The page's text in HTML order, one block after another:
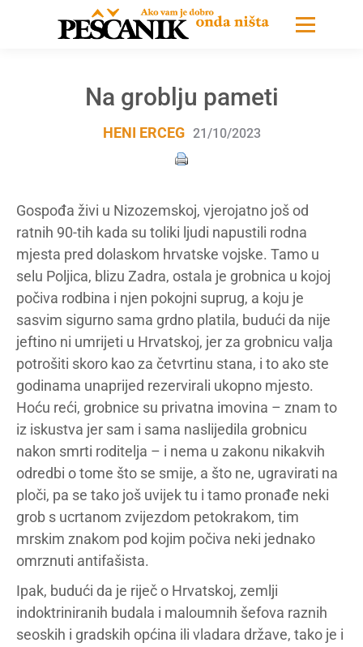
Na groblju pameti
HENI ERCEG 21/10/2023
Gospođa živi u Nizozemskoj, vjerojatno još od
ratnih 90-tih kada su toliki ljudi napustili rodna
mjesta pred dolaskom hrvatske vojske. Tamo u
selu Poljica, blizu Zadra, ostala je grobnica u kojoj
počiva rodbina i njen pokojni suprug, a koju je
sasvim sigurno sama grdno platila, budući da nije
jeftino ni umrijeti u Hrvatskoj, jer za grobnicu valja
potrošiti skoro kao za četvrtinu stana, i to ako ste
godinama unaprijed rezervirali ukopno mjesto.
Hoću reći, grobnice su privatna imovina – znam to
iz iskustva jer sam i sama naslijedila grobnicu
nakon smrti roditelja – i nema u zakonu nikakvih
odredbi o tome što se smije, a što ne, ugravirati na
ploči, pa se tako još uvijek tu i tamo pronađe neki
grob s ucrtanom zvijezdom petokrakom, tim
mrskim znakom pod kojim počiva neki jednako
omrznuti antifašista.
Ipak, budući da je riječ o Hrvatskoj, zemlji
indoktriniranih budala i maloumnih šefova raznih
seoskih i gradskih općina ili vladara države, tako je i